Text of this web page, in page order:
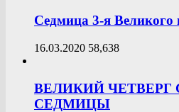
Седмица 3-я Великого
16.03.2020 58,638
ВЕЛИКИЙ ЧЕТВЕРГ
СЕДМИЦЫ